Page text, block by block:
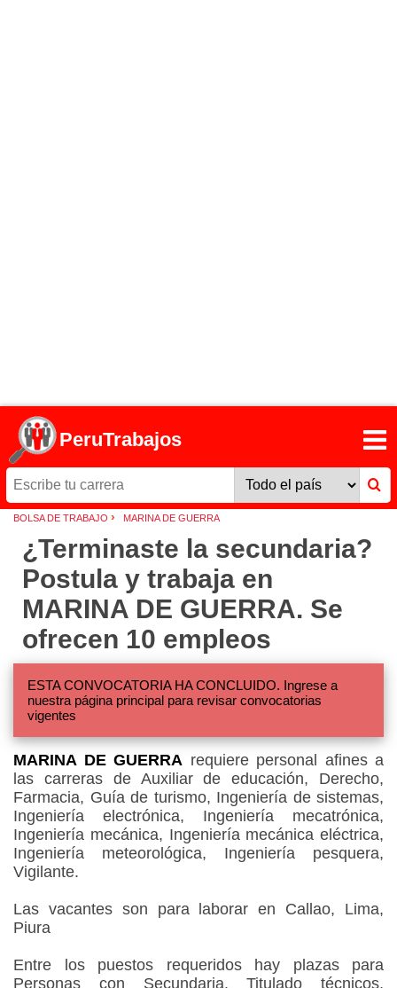
PeruTrabajos
BOLSA DE TRABAJO › MARINA DE GUERRA
¿Terminaste la secundaria?
Postula y trabaja en
MARINA DE GUERRA. Se
ofrecen 10 empleos
ESTA CONVOCATORIA HA CONCLUIDO. Ingrese a
nuestra página principal para revisar convocatorias
vigentes
MARINA DE GUERRA requiere personal afines a
las carreras de Auxiliar de educación, Derecho,
Farmacia, Guía de turismo, Ingeniería de sistemas,
Ingeniería electrónica, Ingeniería mecatrónica,
Ingeniería mecánica, Ingeniería mecánica eléctrica,
Ingeniería meteorológica, Ingeniería pesquera,
Vigilante.
Las vacantes son para laborar en Callao, Lima,
Piura
Entre los puestos requeridos hay plazas para
Personas con Secundaria, Titulado técnicos,